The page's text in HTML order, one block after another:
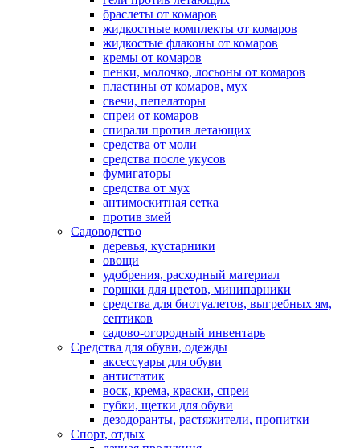
браслеты от комаров
жидкостные комплекты от комаров
жидкостые флаконы от комаров
кремы от комаров
пенки, молочко, лосьоны от комаров
пластины от комаров, мух
свечи, пепелаторы
спреи от комаров
спирали против летающих
средства от моли
средства после укусов
фумигаторы
средства от мух
антимоскитная сетка
против змей
Садоводство
деревья, кустарники
овощи
удобрения, расходный материал
горшки для цветов, минипарники
средства для биотуалетов, выгребных ям,
септиков
садово-огородный инвентарь
Средства для обуви, одежды
аксессуары для обуви
антистатик
воск, крема, краски, спреи
губки, щетки для обуви
дезодоранты, растяжители, пропитки
Спорт, отдых